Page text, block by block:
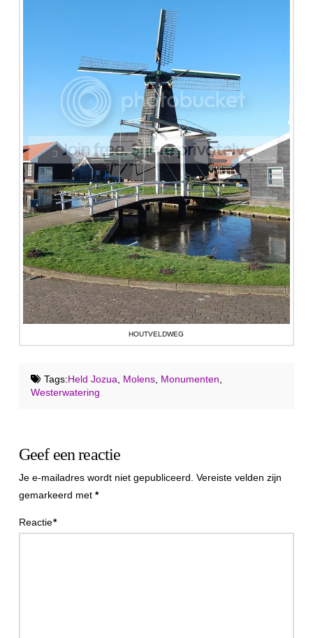
HOUTVELDWEG
Tags:Held Jozua Molens, Monumenten
Westerwatering
Geef een reactie
Je e-mailadres wordt niet gepubliceerd. Vereiste velden zijn
gemarkeerd met *
Reactie*